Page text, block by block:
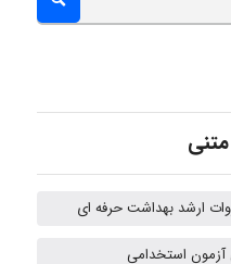
ABOALFZAL ZAREI
استخدامی